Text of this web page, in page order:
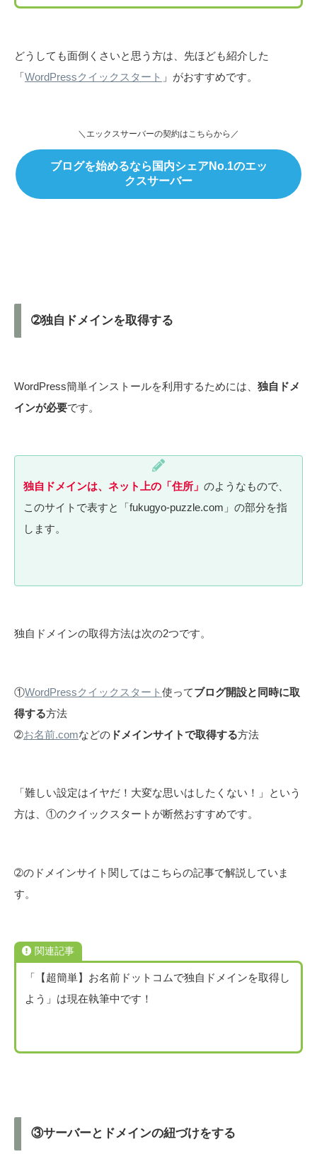
どうしても面倒くさいと思う方は、先ほども紹介した
「 WordPressクイックスタート 」がおすすめです。
＼エックスサーバーの契約はこちらから／
ブログを始めるなら国内シェアNo.1のエッ
クスサーバー
➁独自ドメインを取得する
WordPress簡単インストールを利用するためには、 独自ドメ
インが必要です。
独自ドメインは、ネット上の「住所」 のようなもので、
このサイトで表すと「fukugyo-puzzle.com」の部分を指
します。
独自ドメインの取得方法は次の2つです。
①WordPressクイックスタート 使ってブログ開設と同時に取
得する方法
➁お名前.comなどの ドメインサイトで取得する方法
「難しい設定はイヤだ！大変な思いはしたくない！」という
方は、①のクイックスタートが断然おすすめです。
➁のドメインサイト関してはこちらの記事で解説していま
す。
関連記事
「【超簡単】お名前ドットコムで独自ドメインを取得し
よう」は現在執筆中です！
③サーバーとドメインの紐づけをする